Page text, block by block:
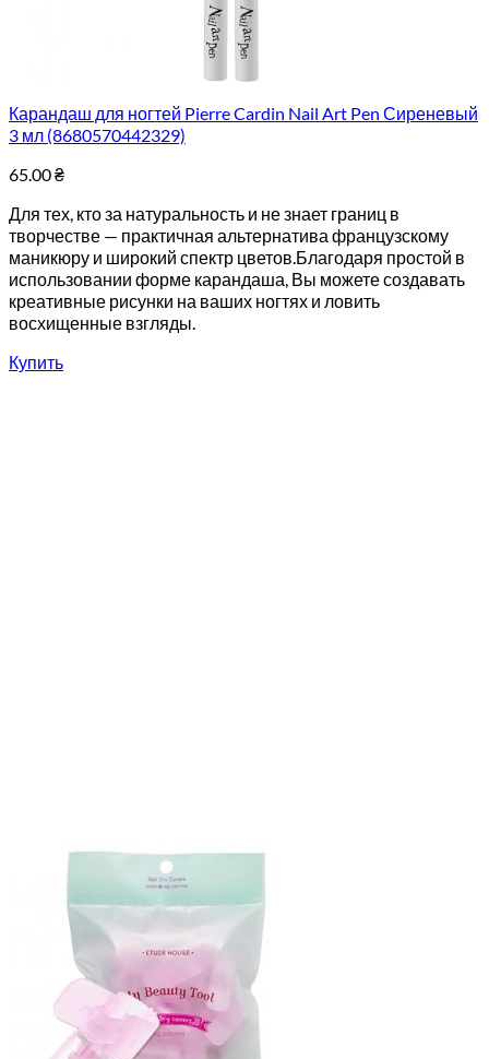
Карандаш для ногтей Pierre Cardin Nail Art Pen Сиреневый
3 мл (8680570442329)
65.00₴
Для тех, кто за натуральность и не знает границ в
творчестве — практичная альтернатива французскому
маникюру и широкий спектр цветов.Благодаря простой в
использовании форме карандаша, Вы можете создавать
креативные рисунки на ваших ногтях и ловить
восхищенные взгляды.
Купить